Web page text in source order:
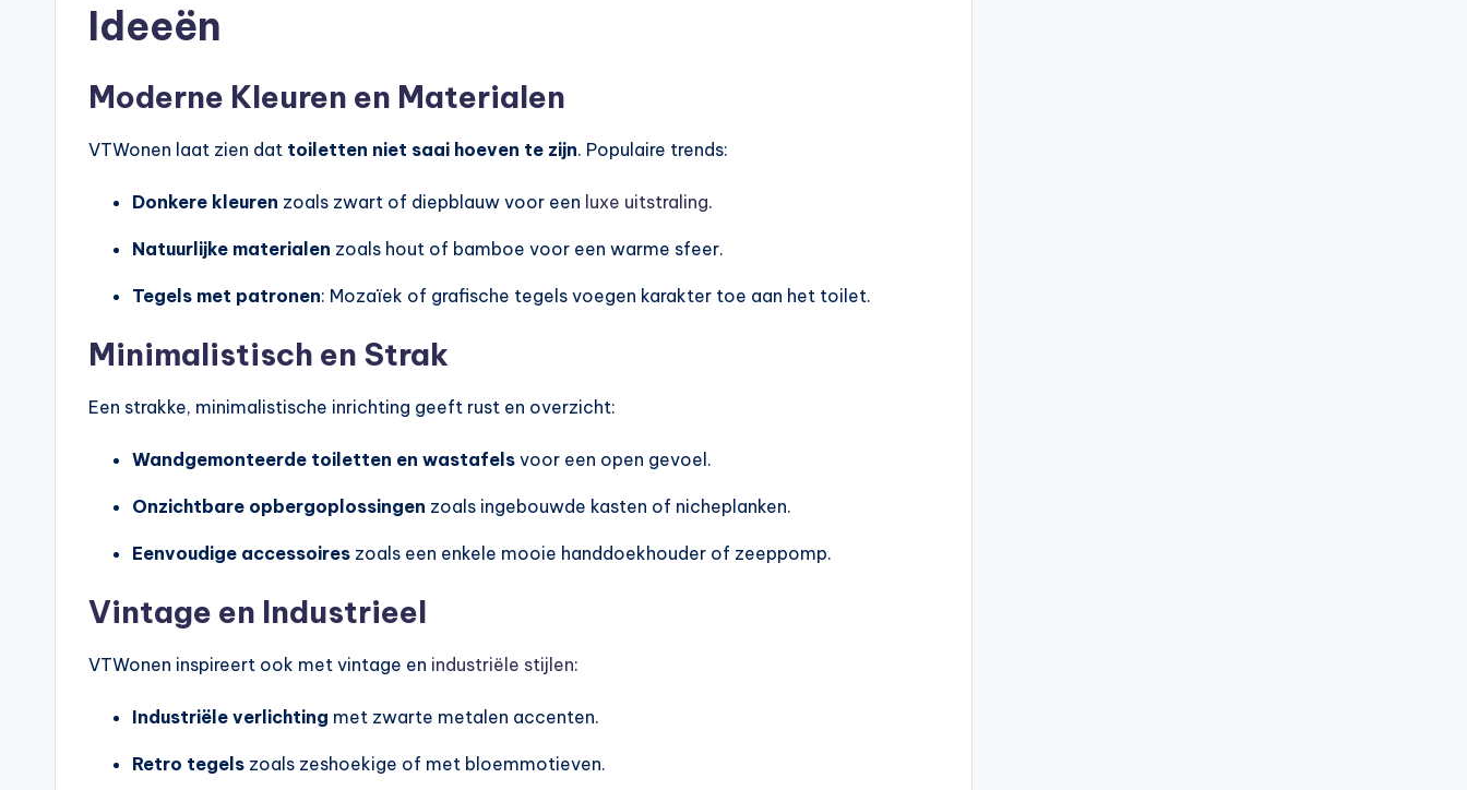
Ideeën
Moderne Kleuren en Materialen
VTWonen laat zien dat toiletten niet saai hoeven te zijn. Populaire trends:
Donkere kleuren zoals zwart of diepblauw voor een luxe uitstraling.
Natuurlijke materialen zoals hout of bamboe voor een warme sfeer.
Tegels met patronen: Mozaïek of grafische tegels voegen karakter toe aan het toilet.
Minimalistisch en Strak
Een strakke, minimalistische inrichting geeft rust en overzicht:
Wandgemonteerde toiletten en wastafels voor een open gevoel.
Onzichtbare opbergoplossingen zoals ingebouwde kasten of nicheplanken.
Eenvoudige accessoires zoals een enkele mooie handdoekhouder of zeeppomp.
Vintage en Industrieel
VTWonen inspireert ook met vintage en industriële stijlen:
Industriële verlichting met zwarte metalen accenten.
Retro tegels zoals zeshoekige of met bloemmotieven.